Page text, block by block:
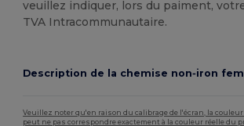
veuillez indiquer, lors du paiment,
TVA Intracommunautaire.
Description de la chemise non‑iron
Veuillez noter qu'en raison du calibrage de l'écran, la
peut ne pas correspondre exactement à la couleur réelle du